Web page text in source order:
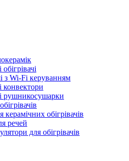
з Wi-Fi керуванням
конвектори
рушникосушарки
обігрівачів
речей
для обігрівачів